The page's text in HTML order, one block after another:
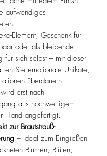
aufwendiges
Element, Geschenk für
oder als bleibende
für sich selbst – mit dieser
Sie emotionale Unikate,
überdauern.
erst nach
aus hochwertigem
Hand angefertigt.
zur Brautstrauß-
– Ideal zum Eingießen
Blumen, Blüten,